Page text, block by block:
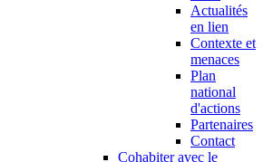
Actualités
en lien
Contexte et
menaces
Plan
national
d'actions
Partenaires
Contact
Cohabiter avec le